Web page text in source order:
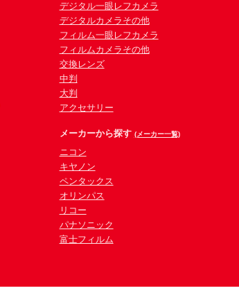
デジタル一眼レフカメラ
デジタルカメラその他
フィルム一眼レフカメラ
フィルムカメラその他
交換レンズ
中判
大判
アクセサリー
メーカーから探す (メーカー一覧)
ニコン
キヤノン
ペンタックス
オリンパス
リコー
パナソニック
富士フィルム